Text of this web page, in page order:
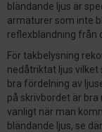
bländande ljus är
armaturer som inte
reflexbländning från
För takbelysning
nedåtriktat ljus vilket
bra fördelning av
på skrivbordet är bra
vanligt när man
bländande ljus, se